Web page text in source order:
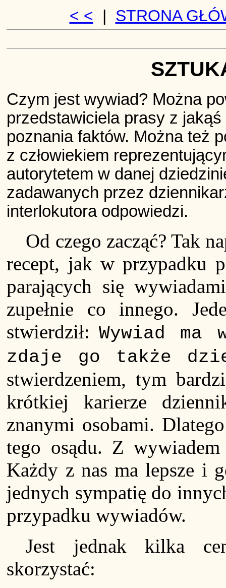
< < | STRONA
Czym jest wywiad? Można
przedstawiciela prasy z
poznania faktów. Można też
z człowiekiem
autorytetem w danej
zadawanych przez
interlokutora odpowiedzi.
Od czego zacząć? Tak
recept, jak w przypadku
parających się
zupełnie co innego.
stwierdził: Wywiad
zdaje go także
stwierdzeniem, tym
krótkiej karierze
znanymi osobami.
tego osądu. Z
Każdy z nas ma lepsze i
jednych sympatię do
przypadku wywiadów.
Jest jednak kilka
skorzystać: